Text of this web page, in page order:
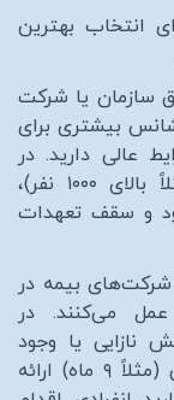
انتخاب بهترین
سازمان یا شرکت
بیشتری برای
عالی دارید. در
قراردادهای گروهی بزرگ (مثلاً بالای ۱۰۰۰ نفر)،
و سقف تعهدات
شرکت‌های بیمه در
عمل می‌کنند. در
نازایی یا وجود
ندارد یا با دوره انتظار طولانی (مثلاً ۹ ماه) ارائه